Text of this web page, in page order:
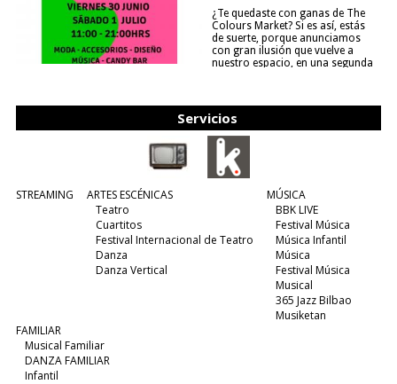
¿Te quedaste con ganas de The
Colours Market? Si es así, estás
de suerte, porque anunciamos
con gran ilusión que vuelve a
nuestro espacio, en una segunda
Servicios
STREAMING
ARTES ESCÉNICAS
Teatro
Cuartitos
Festival Internacional de Teatro
Danza
Danza Vertical
MÚSICA
BBK LIVE
Festival Música
Música Infantil
Música
Festival Música
Musical
365 Jazz Bilbao
Musiketan
FAMILIAR
Musical Familiar
DANZA FAMILIAR
Infantil